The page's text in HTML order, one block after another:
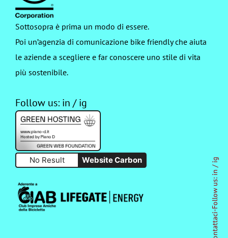
Contattaci
-
Follow us:
in
/
ig
Follow us: in /ig
No Result Website Carbon
Sottosopra è prima un modo di essere.
Poi un’agenzia di comunicazione bike friendly che aiuta
le aziende a scegliere e far conoscere uno stile di vita
più sostenibile.